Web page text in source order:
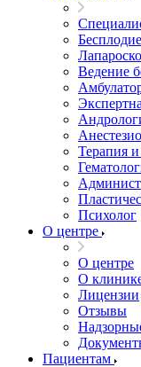
Ведение
Терапия
Психолог
О центре
О центре
О
Лицензии
Отзывы
Пациентам